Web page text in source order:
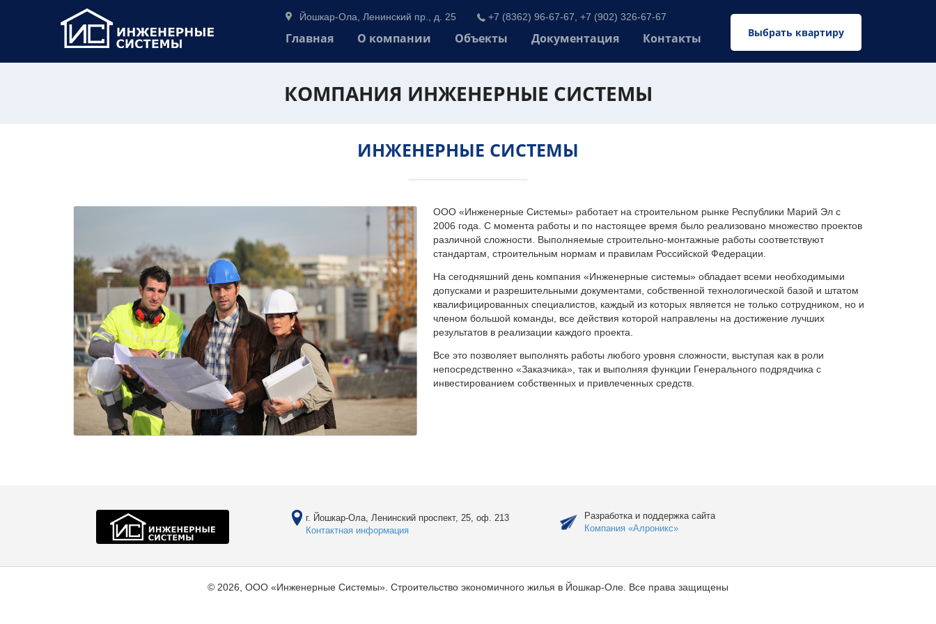
Выбрать квартиру
Йошкар-Ола, Ленинский пр., д. 25 +7 (8362) 96-67-67, +7 (902) 326-67-67
Главная О компании Объекты Документация Контакты
КОМПАНИЯ ИНЖЕНЕРНЫЕ СИСТЕМЫ
ИНЖЕНЕРНЫЕ СИСТЕМЫ
ООО «Инженерные Системы» работает на строительном рынке Республики Марий Эл с
2006 года. С момента работы и по настоящее время было реализовано множество проектов
различной сложности. Выполняемые строительно-монтажные работы соответствуют
стандартам, строительным нормам и правилам Российской Федерации.
На сегодняшний день компания «Инженерные системы» обладает всеми необходимыми
допусками и разрешительными документами, собственной технологической базой и штатом
квалифицированных специалистов, каждый из которых является не только сотрудником, но и
членом большой команды, все действия которой направлены на достижение лучших
результатов в реализации каждого проекта.
Все это позволяет выполнять работы любого уровня сложности, выступая как в роли
непосредственно «Заказчика», так и выполняя функции Генерального подрядчика с
инвестированием собственных и привлеченных средств.
г. Йошкар-Ола, Ленинский проспект, 25, оф. 213
Контактная информация
Разработка и поддержка сайта
Компания «Алроникс»
© 2026, ООО «Инженерные Системы». Строительство экономичного жилья в Йошкар-Оле. Все права защищены